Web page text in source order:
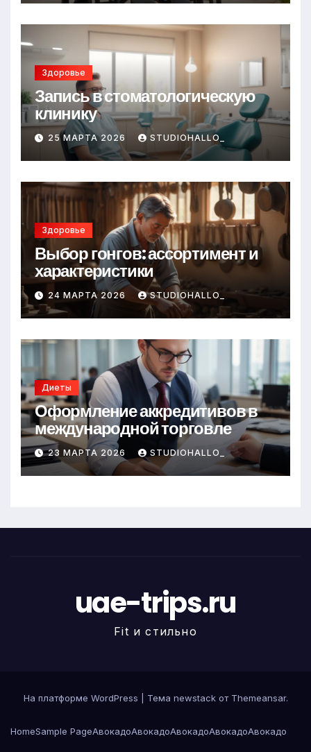
Здоровье
Запись в стоматологическую
клинику
25 МАРТА 2026 STUDIOHALLO_
Здоровье
Выбор гонгов: ассортимент и
характеристики
24 МАРТА 2026 STUDIOHALLO_
Диеты
Оформление аккредитивов в
международной торговле
23 МАРТА 2026 STUDIOHALLO_
uae-trips.ru
Fit и стильно
На платформе WordPress Тема newstack от Themeansar.
HomeSample PageАвокадоАвокадоАвокадоАвокадоАвокадо